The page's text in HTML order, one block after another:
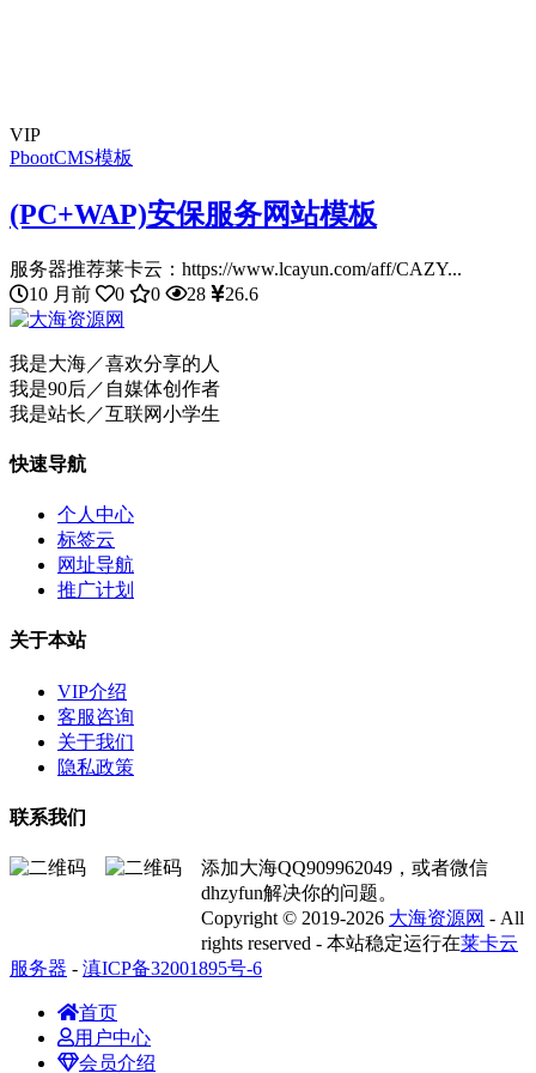
VIP
PbootCMS模板
(PC+WAP)安保服务网站模板
服务器推荐莱卡云：https://www.lcayun.com/aff/CAZY...
10 月前
0 0 28 26.6
我是大海／喜欢分享的人
我是90后／自媒体创作者
我是站长／互联网小学生
快速导航
个人中心
标签云
网址导航
推广计划
关于本站
VIP介绍
客服咨询
关于我们
隐私政策
联系我们
添加大海QQ909962049，或者微信
dhzyfun解决你的问题。
Copyright © 2019-2026 大海资源网 - All
rights reserved - 本站稳定运行在莱卡云
服务器 - 滇ICP备32001895号-6
首页
用户中心
会员介绍